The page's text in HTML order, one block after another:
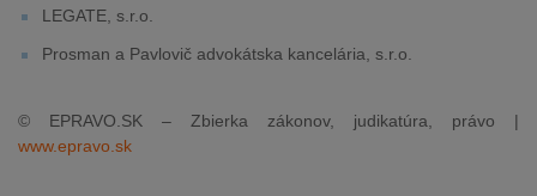
LEGATE, s.r.o.
Prosman a Pavlovič advokátska kancelária, s.r.o.
© EPRAVO.SK – Zbierka zákonov, judikatúra, právo |
www.epravo.sk